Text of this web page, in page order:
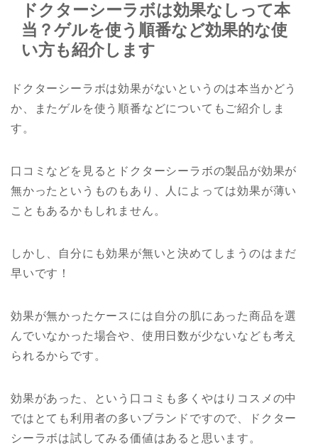
ドクターシーラボは効果なしって本
当？ゲルを使う順番など効果的な使
い方も紹介します
ドクターシーラボは効果がないというのは本当かどう
か、またゲルを使う順番などについてもご紹介しま
す。
口コミなどを見るとドクターシーラボの製品が効果が
無かったというものもあり、人によっては効果が薄い
こともあるかもしれません。
しかし、自分にも効果が無いと決めてしまうのはまだ
早いです！
効果が無かったケースには自分の肌にあった商品を選
んでいなかった場合や、使用日数が少ないなども考え
られるからです。
効果があった、という口コミも多くやはりコスメの中
ではとても利用者の多いブランドですので、ドクター
シーラボは試してみる価値はあると思います。